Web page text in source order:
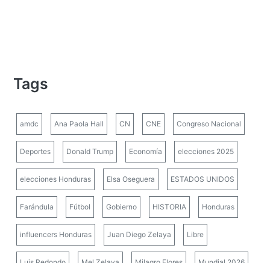
Tags
amdc Ana Paola Hall CN CNE Congreso Nacional
Deportes Donald Trump Economía elecciones 2025
elecciones Honduras Elsa Oseguera ESTADOS UNIDOS
Farándula Fútbol Gobierno HISTORIA Honduras
influencers Honduras Juan Diego Zelaya Libre